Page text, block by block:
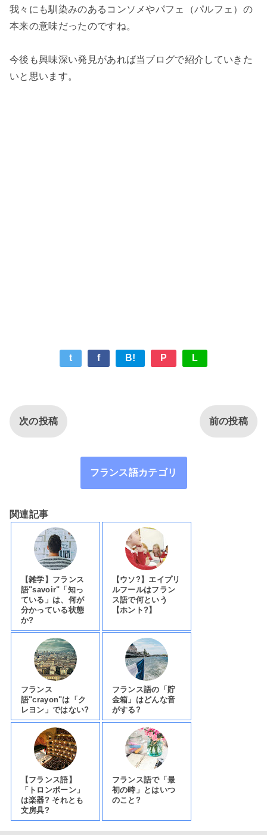
我々にも馴染みのあるコンソメやパフェ（パルフェ）の
本来の意味だったのですね。
今後も興味深い発見があれば当ブログで紹介していきた
いと思います。
t f B! P L
次の投稿 前の投稿
フランス語カテゴリ
関連記事
【雑学】フランス
語"savoir"「知っ
ている」は、何が
分かっている状態
か?
【ウソ?】エイプリ
ルフールはフラン
ス語で何という
【ホント?】
フランス
語"crayon"は「ク
レヨン」ではない?
フランス語の「貯
金箱」はどんな音
がする?
【フランス語】
「トロンボーン」
は楽器? それとも
文房具?
フランス語で「最
初の時」とはいつ
のこと?